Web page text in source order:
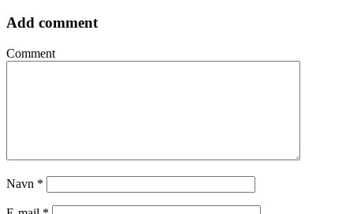
Add comment
Comment
Navn *